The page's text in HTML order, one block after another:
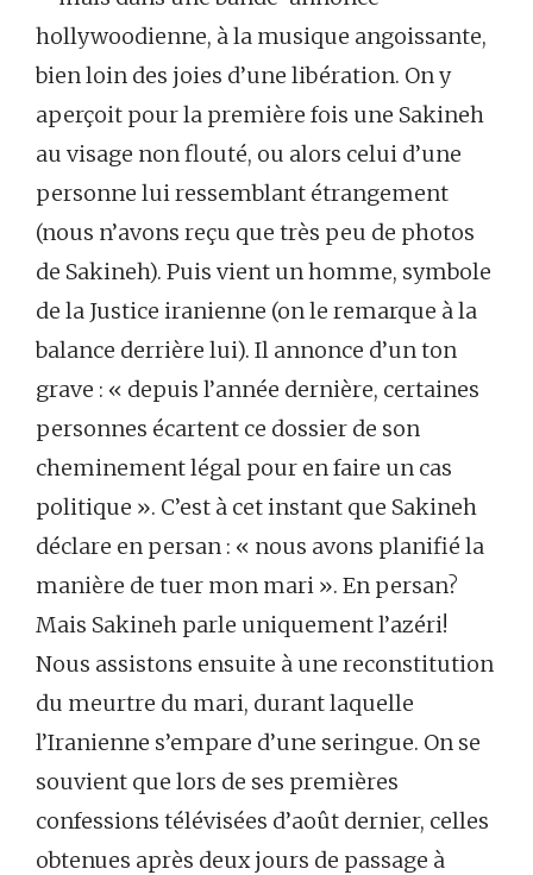
hollywoodienne, à la musique angoissante,
bien loin des joies d’une libération. On y
aperçoit pour la première fois une Sakineh
au visage non flouté, ou alors celui d’une
personne lui ressemblant étrangement
(nous n’avons reçu que très peu de photos
de Sakineh). Puis vient un homme, symbole
de la Justice iranienne (on le remarque à la
balance derrière lui). Il annonce d’un ton
grave : « depuis l’année dernière, certaines
personnes écartent ce dossier de son
cheminement légal pour en faire un cas
politique ». C’est à cet instant que Sakineh
déclare en persan : « nous avons planifié la
manière de tuer mon mari ». En persan?
Mais Sakineh parle uniquement l’azéri!
Nous assistons ensuite à une reconstitution
du meurtre du mari, durant laquelle
l’Iranienne s’empare d’une seringue. On se
souvient que lors de ses premières
confessions télévisées d’août dernier, celles
obtenues après deux jours de passage à